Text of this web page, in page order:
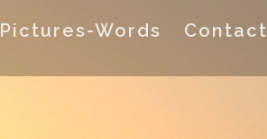
Pictures-Words Contact